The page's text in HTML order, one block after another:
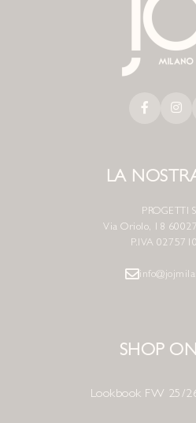
LA
PROGETTI
Via Oriolo, 18
P.IVA
SHOP
Lookbook FW 25/